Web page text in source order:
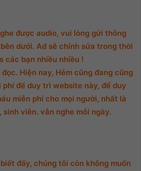
được audio, vui lòng gửi thông
dưới. Ad sẽ chỉnh sửa trong thời
các bạn nhiều nhiều !
Hiện nay, Hẻm cũng đang cũng
để duy trì website này, để duy
miễn phí cho mọi người, nhất là
viên. vẫn nghe mỗi ngày.
đấy, chúng tôi còn không muốn